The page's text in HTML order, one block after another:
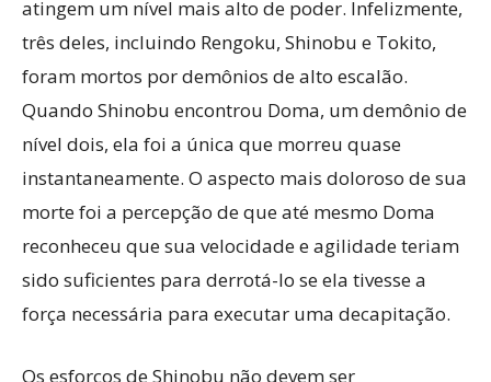
atingem um nível mais alto de poder. Infelizmente,
três deles, incluindo Rengoku, Shinobu e Tokito,
foram mortos por demônios de alto escalão.
Quando Shinobu encontrou Doma, um demônio de
nível dois, ela foi a única que morreu quase
instantaneamente. O aspecto mais doloroso de sua
morte foi a percepção de que até mesmo Doma
reconheceu que sua velocidade e agilidade teriam
sido suficientes para derrotá-lo se ela tivesse a
força necessária para executar uma decapitação.
Os esforços de Shinobu não devem ser